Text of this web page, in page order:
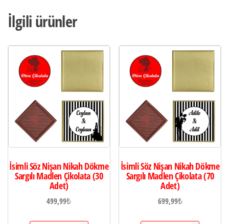
İlgili ürünler
İsimli Söz Nişan Nikah Dökme
Sargılı Madlen Çikolata (30
Adet)
499,99₺
İsimli Söz Nişan Nikah Dökme
Sargılı Madlen Çikolata (70
Adet)
699,99₺